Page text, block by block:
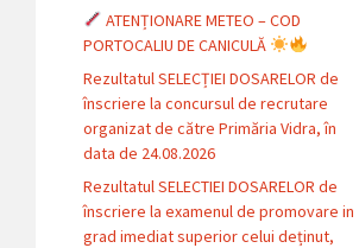
ATENȚIONARE METEO – COD
PORTOCALIU DE CANICULĂ
Rezultatul SELECȚIEI DOSARELOR de
înscriere la concursul de recrutare
organizat de către Primăria Vidra, în
data de 24.08.2026
Rezultatul SELECTIEI DOSARELOR de
înscriere la examenul de promovare in
grad imediat superior celui deținut,